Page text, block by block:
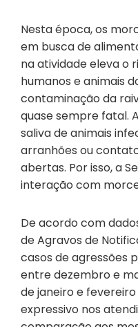
Nesta época, os
em busca de
na atividade eleva o
humanos e animais
contaminação da
quase sempre fatal.
saliva de animais
arranhões ou
abertas. Por isso, a
interação com
De acordo com
de Agravos de
casos de agressões
entre dezembro e
de janeiro e
expressivo nos